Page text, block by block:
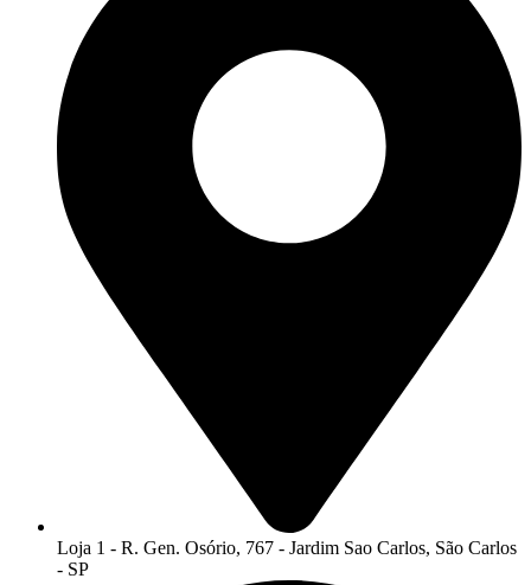
Loja 1 - R. Gen. Osório, 767 - Jardim Sao Carlos, São Carlos
- SP